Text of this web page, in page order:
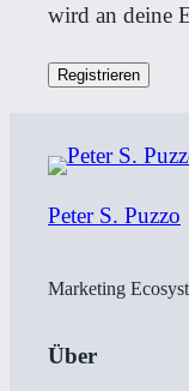
wird an deine
Registrieren
Peter S. Puzzo
Marketing
Über